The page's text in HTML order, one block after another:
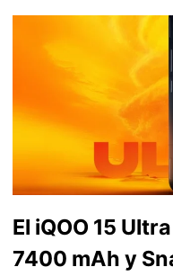
El iQOO 15
7400 mAh y